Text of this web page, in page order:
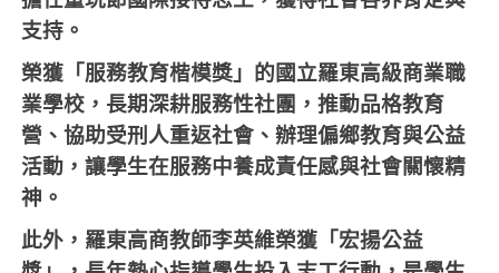
支持。
榮獲「服務教育楷模獎」的國立羅東高級商業職
業學校，長期深耕服務性社團，推動品格教育
營、協助受刑人重返社會、辦理偏鄉教育與公益
活動，讓學生在服務中養成責任感與社會關懷精
神。
此外，羅東高商教師李英維榮獲「宏揚公益